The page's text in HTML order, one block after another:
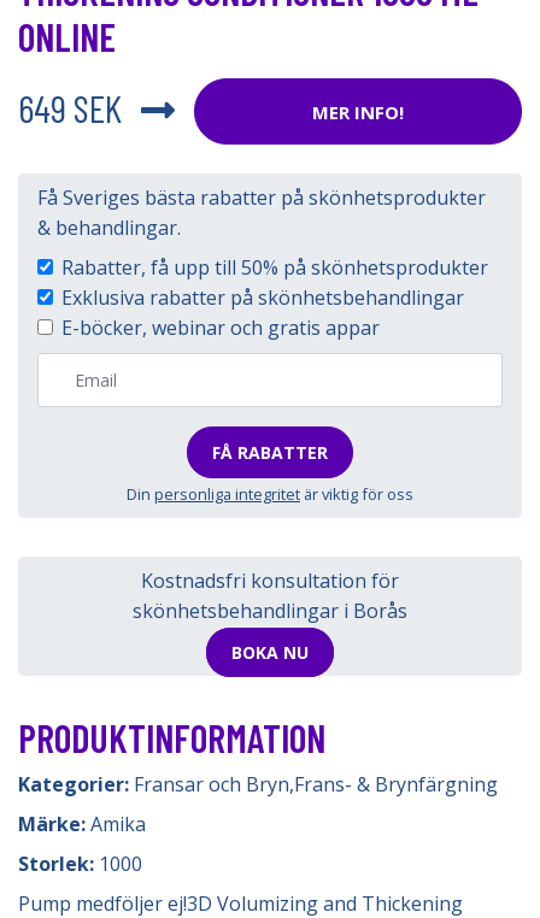
ONLINE
649 SEK
MER INFO!
Få Sveriges bästa rabatter på skönhetsprodukter
& behandlingar.
Rabatter, få upp till 50% på skönhetsprodukter
Exklusiva rabatter på skönhetsbehandlingar
E-böcker, webinar och gratis appar
FÅ RABATTER
Din personliga integritet är viktig för oss
Kostnadsfri konsultation för
skönhetsbehandlingar i Borås
BOKA NU
PRODUKTINFORMATION
Kategorier: Fransar och Bryn,Frans- & Brynfärgning
Märke:Amika
Storlek: 1000
Pump medföljer ej!3D Volumizing and Thickening